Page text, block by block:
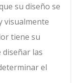
su diseño se
visualmente
tiene su
las
el